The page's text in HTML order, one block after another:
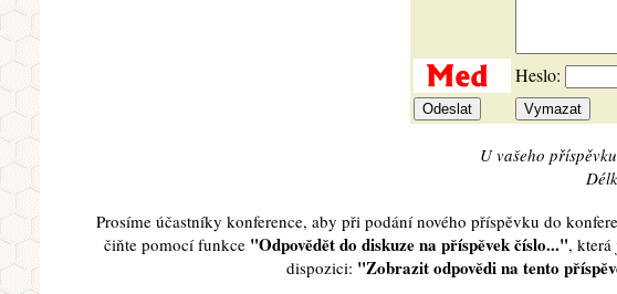
Heslo:
U vašeho
Prosíme účastníky konference, aby při podání nového příspěvku do
čiňte pomocí funkce "Odpovědět do diskuze na příspěvek číslo...",
dispozici: "Zobrazit odpovědi na tento